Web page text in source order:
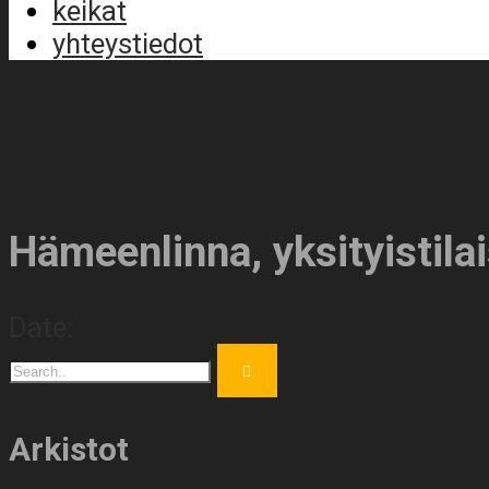
keikat
yhteystiedot
Hämeenlinna,
Arkistot